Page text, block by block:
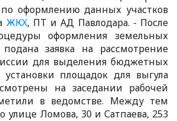
по оформлению данных участков
ЖКХ, ПТ и АД Павлодара. - После
оформления земельных
подана заявка на рассмотрение
для выделения бюджетных
установки площадок для выгула
на заседании рабочей
в ведомстве. Между тем
Ломова, 30 и Сатпаева, 253